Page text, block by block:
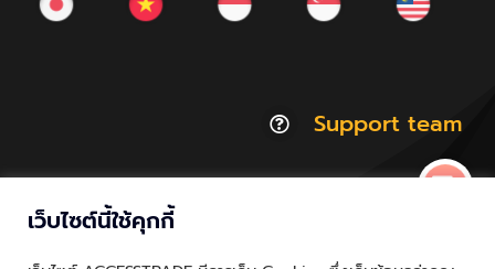
Support team
เว็บไซต์นี้ใช้คุกกี้